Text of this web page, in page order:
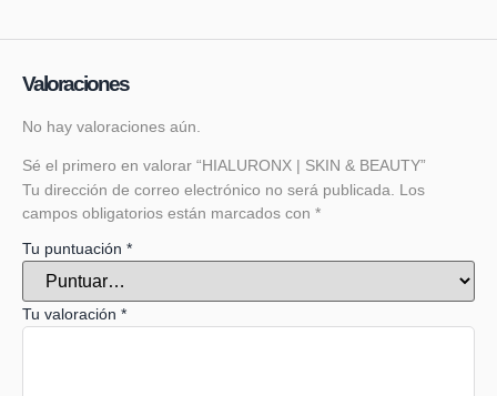
Valoraciones
No hay valoraciones aún.
Sé el primero en valorar “HIALURONX | SKIN & BEAUTY”
Tu dirección de correo electrónico no será publicada.
Los
campos obligatorios están marcados con *
Tu puntuación *
Tu valoración *